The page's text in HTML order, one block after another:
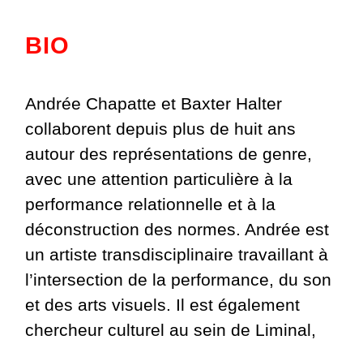
BIO
Andrée Chapatte et Baxter Halter
collaborent depuis plus de huit ans
autour des représentations de genre,
avec une attention particulière à la
performance relationnelle et à la
déconstruction des normes. Andrée est
un artiste transdisciplinaire travaillant à
l’intersection de la performance, du son
et des arts visuels. Il est également
chercheur culturel au sein de Liminal,